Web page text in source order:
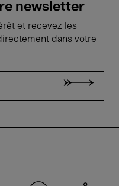
newsletter
et recevez les
dans votre